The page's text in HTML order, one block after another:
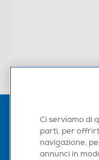
Ci serviamo di
parti, per
navigazione,
annunci in